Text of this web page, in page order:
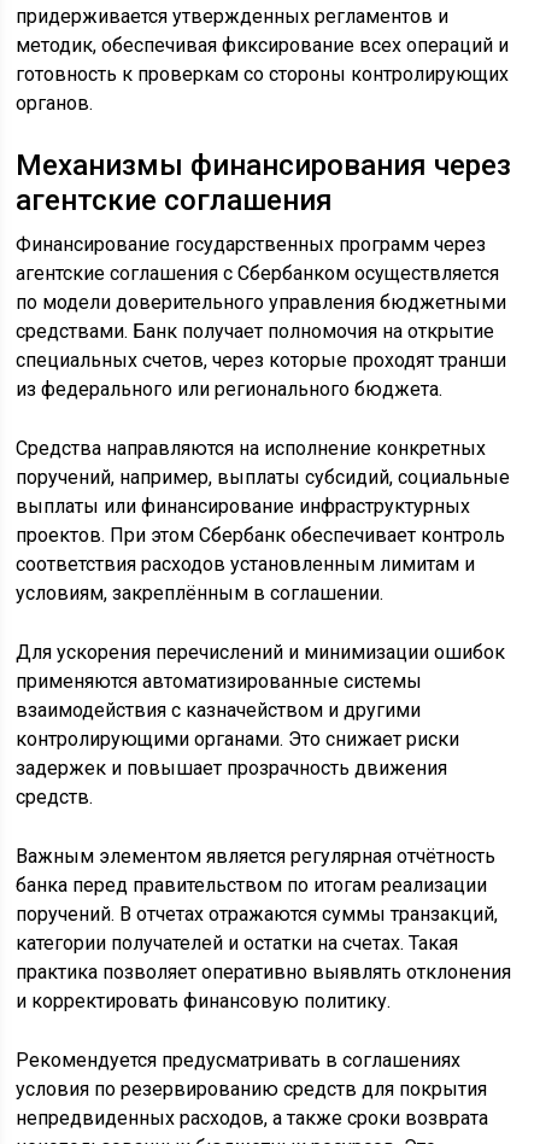
придерживается утвержденных регламентов и
методик, обеспечивая фиксирование всех операций и
готовность к проверкам со стороны контролирующих
органов.
Механизмы финансирования через
агентские соглашения
Финансирование государственных программ через
агентские соглашения с Сбербанком осуществляется
по модели доверительного управления бюджетными
средствами. Банк получает полномочия на открытие
специальных счетов, через которые проходят транши
из федерального или регионального бюджета.
Средства направляются на исполнение конкретных
поручений, например, выплаты субсидий, социальные
выплаты или финансирование инфраструктурных
проектов. При этом Сбербанк обеспечивает контроль
соответствия расходов установленным лимитам и
условиям, закреплённым в соглашении.
Для ускорения перечислений и минимизации ошибок
применяются автоматизированные системы
взаимодействия с казначейством и другими
контролирующими органами. Это снижает риски
задержек и повышает прозрачность движения
средств.
Важным элементом является регулярная отчётность
банка перед правительством по итогам реализации
поручений. В отчетах отражаются суммы транзакций,
категории получателей и остатки на счетах. Такая
практика позволяет оперативно выявлять отклонения
и корректировать финансовую политику.
Рекомендуется предусматривать в соглашениях
условия по резервированию средств для покрытия
непредвиденных расходов, а также сроки возврата